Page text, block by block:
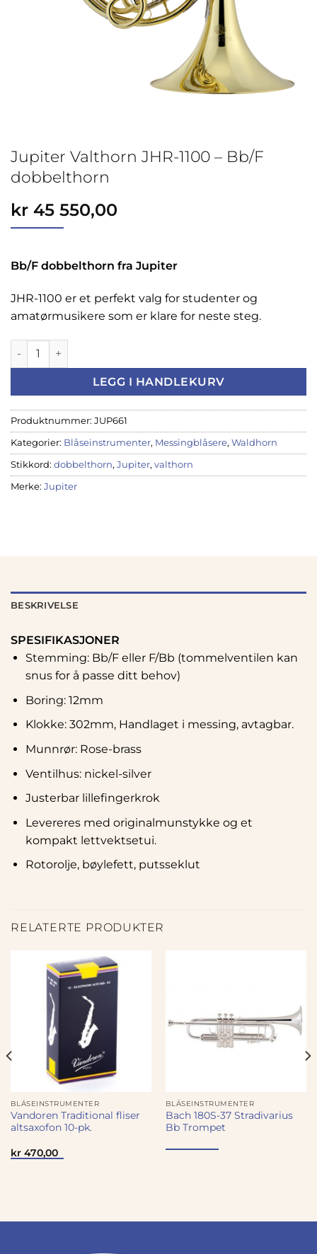
Jupiter Valthorn JHR-1100 – Bb/F
dobbelthorn
kr 45 550,00
Bb/F dobbelthorn fra Jupiter
JHR-1100 er et perfekt valg for studenter og
amatørmusikere som er klare for neste steg.
Jupiter Valthorn JHR-1100 - Bb/F dobbelthorn antall
LEGG I HANDLEKURV
Produktnummer: JUP661
Kategorier: Blåseinstrumenter, Messingblåsere, Waldhorn
Stikkord: dobbelthorn, Jupiter, valthorn
Merke: Jupiter
BESKRIVELSE
SPESIFIKASJONER
Stemming: Bb/F eller F/Bb (tommelventilen kan
snus for å passe ditt behov)
Boring: 12mm
Klokke: 302mm, Handlaget i messing, avtagbar.
Munnrør: Rose-brass
Ventilhus: nickel-silver
Justerbar lillefingerkrok
Levereres med originalmunstykke og et
kompakt lettvektsetui.
Rotorolje, bøylefett, putsseklut
RELATERTE PRODUKTER
BLÅSEINSTRUMENTER
Vandoren Traditional fliser
altsaxofon 10-pk.
kr470,00
BLÅSEINSTRUMENTER
Bach 180S-37 Stradivarius
Bb Trompet